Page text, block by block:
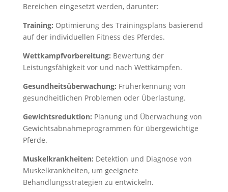
Bereichen eingesetzt werden, darunter:
Training: Optimierung des Trainingsplans basierend
auf der individuellen Fitness des Pferdes.
Wettkampfvorbereitung: Bewertung der
Leistungsfähigkeit vor und nach Wettkämpfen.
Gesundheitsüberwachung: Früherkennung von
gesundheitlichen Problemen oder Überlastung.
Gewichtsreduktion: Planung und Überwachung von
Gewichtsabnahmeprogrammen für übergewichtige
Pferde.
Muskelkrankheiten: Detektion und Diagnose von
Muskelkrankheiten, um geeignete
Behandlungsstrategien zu entwickeln.